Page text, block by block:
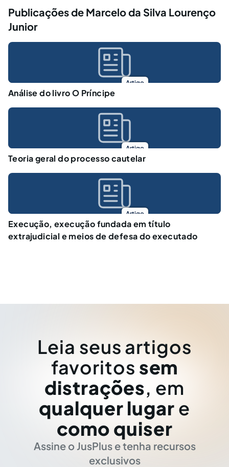
Publicações de Marcelo da Silva Lourenço
Junior
Artigo
Análise do livro O Príncipe
Artigo
Teoria geral do processo cautelar
Artigo
Execução, execução fundada em título
extrajudicial e meios de defesa do executado
Leia seus artigos
favoritos sem
distrações, em
qualquer lugar e
como quiser
Assine o JusPlus e tenha recursos
exclusivos